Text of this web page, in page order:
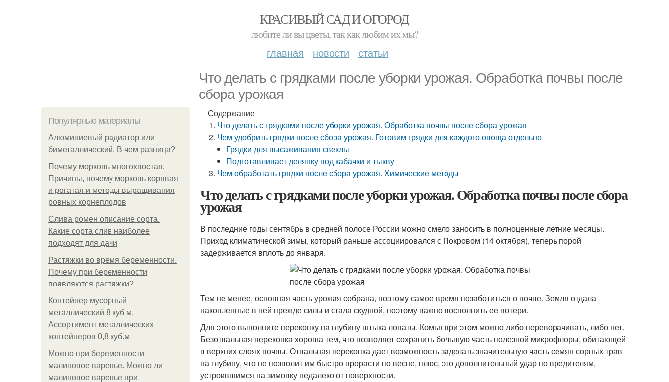
КРАСИВЫЙ САД И ОГОРОД
любите ли вы цветы, так как любим их мы?
главная новости статьи
Что делать с грядками после уборки урожая. Обработка почвы после
сбора урожая
Популярные материалы
Алюминиевый радиатор или
биметаллический. В чем разница?
Почему морковь многохвостая.
Причины, почему морковь корявая
и рогатая и методы выращивания
ровных корнеплодов
Слива ромен описание сорта.
Какие сорта слив наиболее
подходят для дачи
Растяжки во время беременности.
Почему при беременности
появляются растяжки?
Контейнер мусорный
металлический 8 куб м.
Ассортимент металлических
контейнеров 0,8 куб.м
Можно при беременности
малиновое варенье. Можно ли
малиновое варенье при
Содержание
Что делать с грядками после уборки урожая. Обработка почвы после сбора урожая
Чем удобрить грядки после сбора урожая. Готовим грядки для каждого овоща отдельно
Грядки для высаживания свеклы
Подготавливает делянку под кабачки и тыкву
Чем обработать грядки после сбора урожая. Химические методы
Что делать с грядками после уборки урожая. Обработка почвы после сбора
урожая
В последние годы сентябрь в средней полосе России можно смело заносить в полноценные летние месяцы.
Приход климатической зимы, который раньше ассоциировался с Покровом (14 октября), теперь порой
задерживается вплоть до января.
Тем не менее, основная часть урожая собрана, поэтому самое время позаботиться о почве. Земля отдала
накопленные в ней прежде силы и стала скудной, поэтому важно восполнить ее потери.
Для этого выполните перекопку на глубину штыка лопаты. Комья при этом можно либо переворачивать, либо нет.
Безотвальная перекопка хороша тем, что позволяет сохранить большую часть полезной микрофлоры, обитающей
в верхних слоях почвы. Отвальная перекопка дает возможность заделать значительную часть семян сорных трав
на глубину, что не позволит им быстро прорасти по весне, плюс, это дополнительный удар по вредителям,
устроившимся на зимовку недалеко от поверхности.